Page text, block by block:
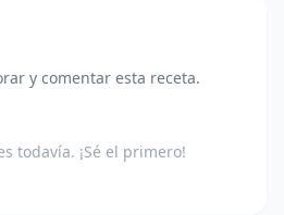
y comentar esta receta.
todavía. ¡Sé el primero!